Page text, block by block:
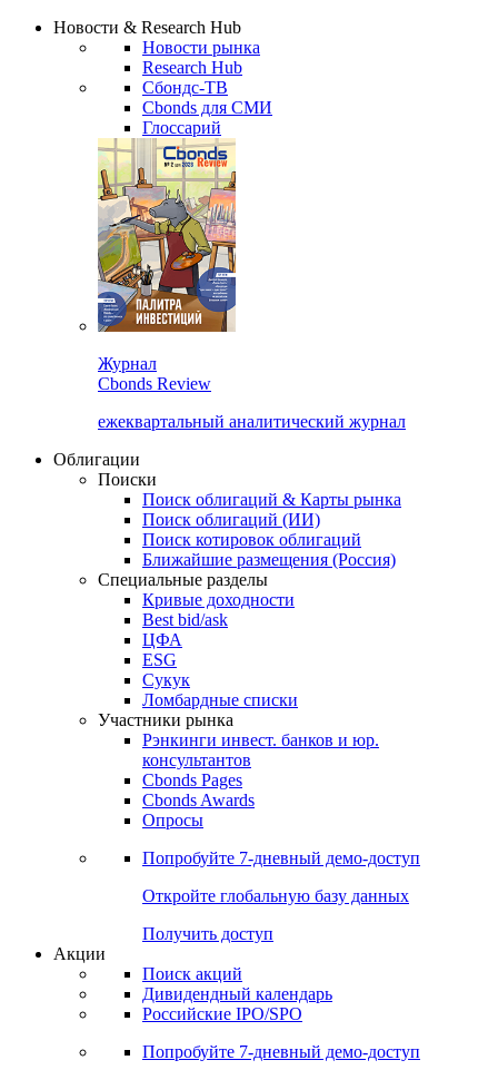
Новости & Research Hub
Новости рынка
Research Hub
Сбондс-ТВ
Cbonds для СМИ
Глоссарий
Журнал
Cbonds Review
ежеквартальный аналитический журнал
Облигации
Поиски
Поиск облигаций & Карты рынка
Поиск облигаций (ИИ)
Поиск котировок облигаций
Ближайшие размещения (Россия)
Специальные разделы
Кривые доходности
Best bid/ask
ЦФА
ESG
Сукук
Ломбардные списки
Участники рынка
Рэнкинги инвест. банков и юр.
консультантов
Cbonds Pages
Cbonds Awards
Опросы
Попробуйте 7-дневный демо-доступ
Откройте глобальную базу данных
Получить доступ
Акции
Поиск акций
Дивидендный календарь
Российские IPO/SPO
Попробуйте 7-дневный демо-доступ